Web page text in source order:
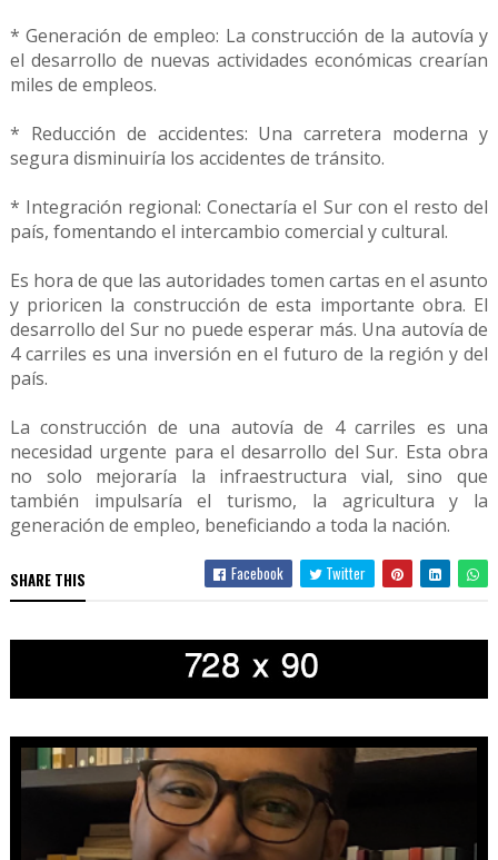
* Generación de empleo: La construcción de la autovía y
el desarrollo de nuevas actividades económicas crearían
miles de empleos.
* Reducción de accidentes: Una carretera moderna y
segura disminuiría los accidentes de tránsito.
* Integración regional: Conectaría el Sur con el resto del
país, fomentando el intercambio comercial y cultural.
Es hora de que las autoridades tomen cartas en el asunto
y prioricen la construcción de esta importante obra. El
desarrollo del Sur no puede esperar más. Una autovía de
4 carriles es una inversión en el futuro de la región y del
país.
La construcción de una autovía de 4 carriles es una
necesidad urgente para el desarrollo del Sur. Esta obra
no solo mejoraría la infraestructura vial, sino que
también impulsaría el turismo, la agricultura y la
generación de empleo, beneficiando a toda la nación.
SHARE THIS Facebook Twitter